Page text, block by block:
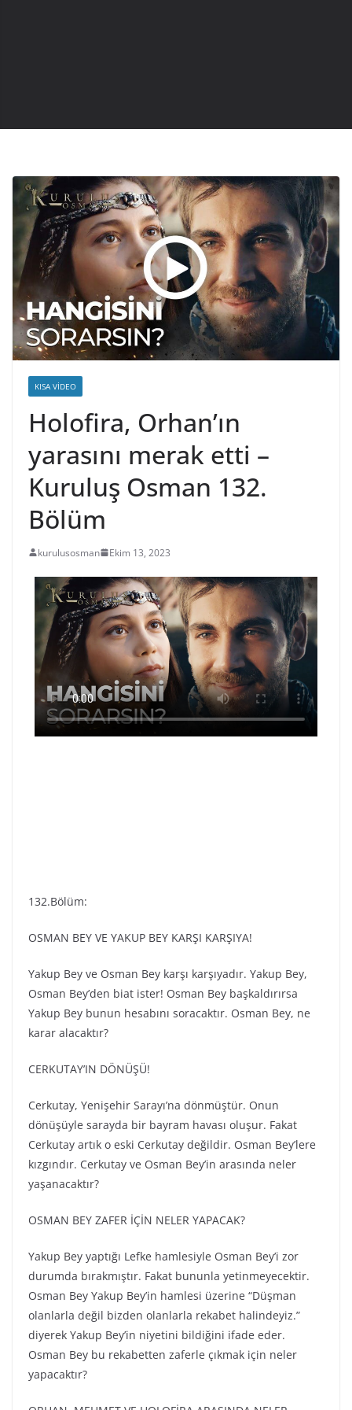
KISA VIDEO
Holofira, Orhan’ın
yarasını merak etti –
Kuruluş Osman 132.
Bölüm
kurulusosman Ekim 13, 2023
132.Bölüm:
OSMAN BEY VE YAKUP BEY KARŞI KARŞIYA!
Yakup Bey ve Osman Bey karşı karşıyadır. Yakup Bey,
Osman Bey’den biat ister! Osman Bey başkaldırırsa
Yakup Bey bunun hesabını soracaktır. Osman Bey, ne
karar alacaktır?
CERKUTAY’IN DÖNÜŞÜ!
Cerkutay, Yenişehir Sarayı’na dönmüştür. Onun
dönüşüyle sarayda bir bayram havası oluşur. Fakat
Cerkutay artık o eski Cerkutay değildir. Osman Bey’lere
kızgındır. Cerkutay ve Osman Bey’in arasında neler
yaşanacaktır?
OSMAN BEY ZAFER İÇİN NELER YAPACAK?
Yakup Bey yaptığı Lefke hamlesiyle Osman Bey’i zor
durumda bırakmıştır. Fakat bununla yetinmeyecektir.
Osman Bey Yakup Bey’in hamlesi üzerine “Düşman
olanlarla değil bizden olanlarla rekabet halindeyiz.”
diyerek Yakup Bey’in niyetini bildiğini ifade eder.
Osman Bey bu rekabetten zaferle çıkmak için neler
yapacaktır?